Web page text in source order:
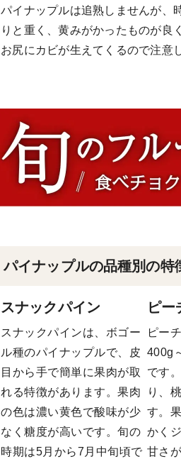
パイナップルは追熟しませんが、
りと重く、黄みがかったものが良
お尻にカビが生えてくるので注意
パイナップルの品種別の特
スナックパイン
スナックパインは、ボゴー
ル種のパイナップルで、皮
目から手で簡単に果肉が取
れる特徴があります。果肉
の色は濃い黄色で酸味が少
なく糖度が高いです。旬の
時期は5月から7月中旬頃で
ピー
ピー
400g
です
り、
す。
かく
甘さ